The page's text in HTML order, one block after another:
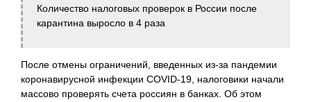
Количество налоговых проверок в России после
карантина выросло в 4 раза
После отмены ограничений, введенных из-за пандемии
коронавирусной инфекции COVID-19, налоговики начали
массово проверять счета россиян в банках. Об этом